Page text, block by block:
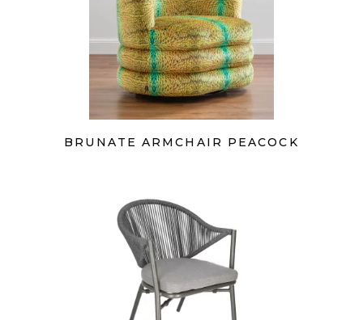
BRUNATE ARMCHAIR PEACOCK